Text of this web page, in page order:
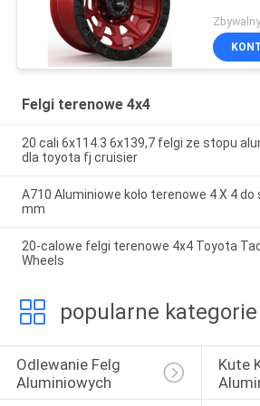
Felgi terenowe 4x4
20 cali 6x114.3 6x139,7 felgi ze stopu
dla toyota fj cruisier
A710 Aluminiowe koło terenowe 4 X 4
mm
20-calowe felgi terenowe 4x4 Toyota
Wheels
popularne kategorie
Odlewanie Felg
Aluminiowych
Kute